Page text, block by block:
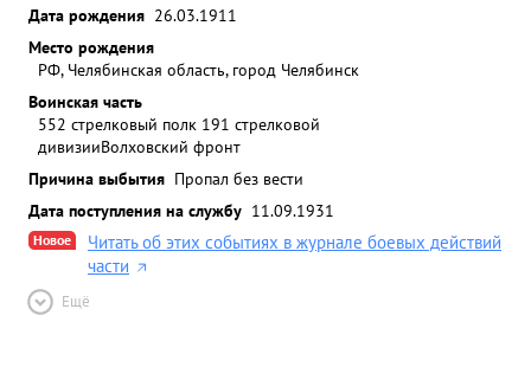
Дата рождения 26.03.1911
Место рождения
РФ, Челябинская область, город Челябинск
Воинская часть
552 стрелковый полк 191 стрелковой
дивизииВолховский фронт
Причина выбытия Пропал без вести
Дата поступления на службу 11.09.1931
Новое
Читать об этих событиях в журнале боевых действий
части
Ещё